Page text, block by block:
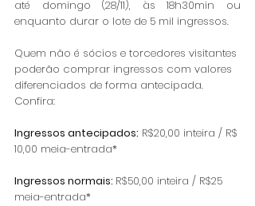
até domingo (28/11), às 18h30min ou
enquanto durar o lote de 5 mil ingressos.
Quem não é sócios e torcedores visitantes
poderão comprar ingressos com valores
diferenciados de forma antecipada.
Confira:
Ingressos antecipados: R$20,00 inteira / R$
10,00 meia-entrada*
Ingressos normais: R$50,00 inteira / R$25
meia-entrada*